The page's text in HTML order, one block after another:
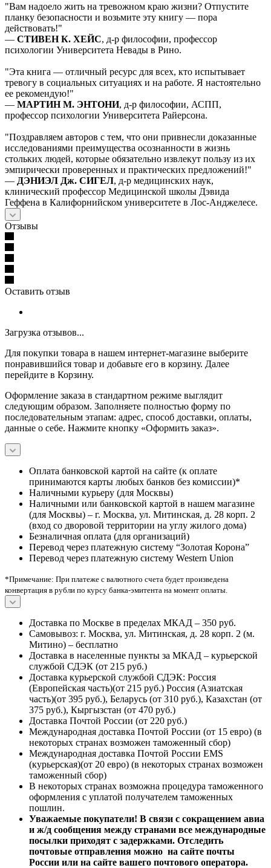
"Вам надоело жить на тревожном краю жизни? Отпустите
планку безопасности и возьмите эту книгу — пора
действовать!"
— СТИВЕН К. ХЕЙС, д-р философии, профессор
психологии Университета Невады в Рино.
"Эта книга — отличный ресурс для всех, кто испытывает
тревогу в социальных ситуациях и на работе. Я настоятельно
ее рекомендую!"
— МАРТИН М. ЭНТОНИ, д-р философии, АСПП,
профессор психологии Университета Райерсона.
"Поздравляем авторов с тем, что они привнесли доказанные
исследованиями преимущества осознанности в жизнь
стольких людей, которые обязательно извлекут пользу из их
эмпирически проверенных и практических предложений!"
— ДЭНИЭЛ Дж. СИГЕЛ, д-р медицинских наук,
клинический профессор Медицинской школы Дэвида
Геффена в Калифорнийском университете в Лос-Анджелесе.
Отзывы
Оставить отзыв
Загрузка отзывов...
Для покупки товара в нашем интернет-магазине выберите
понравившийся товар и добавьте его в корзину. Далее
перейдите в Корзину.
Оформление заказа в стандартном режиме выглядит
следующим образом. Заполняете полностью форму по
последовательным этапам: адрес, способ доставки, оплаты,
данные о себе. Нажмите кнопку «Оформить заказ».
Оплата банковской картой на сайте (к оплате
принимаются карты любых банков без комиссии)*
Наличными курьеру (для Москвы)
Наличными или банковской картой в нашем магазине
(для Москвы) – г. Москва, ул. Митинская, д. 28 корп. 2
(вход со дворовой территории на углу жилого дома)
Безналичная оплата (для организаций)
Перевод через платежную систему “Золотая Корона”
Перевод через платежную систему Western Union
*Примечание: При платеже с валютного счета будет произведена
конвертация в рубли по курсу банка-эмитента на момент оплаты.
Доставка по Москве в пределах МКАД – 350 руб.
Самовывоз: г. Москва, ул. Митинская, д. 28 корп. 2 (м.
Митино) – бесплатно
Доставка в населенные пункты за МКАД – курьерской
службой СДЭК (от 215 руб.)
Доставка курьерской службой СДЭК: Россия
(Европейская часть)(от 215 руб.) Россия (Азиатская
часть)(от 395 руб.), Беларусь (от 310 руб.), Казахстан (от
375 руб.), Кыргызстан (от 470 руб.)
Доставка Почтой России (от 220 руб.)
Международная доставка Почтой России (от 15 евро) (в
некоторых странах возможен таможенный сбор)
Международная доставка Почтой России EMS
(курьерская)(от 20 евро) (в некоторых странах возможен
таможенный сбор)
В некоторых странах возможна процедура таможенного
оформления с уплатой получателем таможенных
пошлин.
Уважаемые покупатели! В связи с сокращением авиа
и ж/д сообщения между странами все международные
посылки приходят с задержками. Отследить
почтовые отправления можно на сайте почты
России или на сайте вашего почтового оператора.